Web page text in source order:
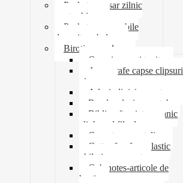
Pachet necesar zilnic
pentru birou
Pachet consumabile
depozit-ambalare
Birotica-produse
Cosuri suporti tavite
Ace agrafe capse clipsuri
pioneze
Adeziv lipici corectoare
Banda adeziva-scotch
Biblioraft caiet mecanic
clipboard file dosare
Capsatoare metalice
Cutter foarfeca elastic
ghilotina magnet
Cub notes-articole de
hartie